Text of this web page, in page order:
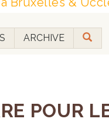
ARCHIVE
POUR